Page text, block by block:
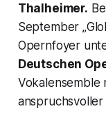
Thalheimer.
September
Opernfoyer
Deutschen
Vokalensemble